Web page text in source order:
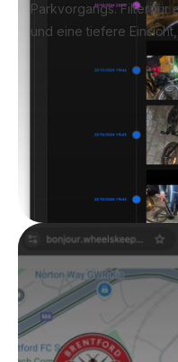
Parkvorgangs. Filter für
und eine tiefere